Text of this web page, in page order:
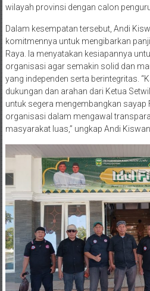
wilayah provinsi dengan calon
​Dalam kesempatan tersebut, Andi
komitmennya untuk mengibarkan
Raya. Ia menyatakan kesiapannya
organisasi agar semakin solid dan
yang independen serta berintegritas.
dukungan dan arahan dari Ketua
untuk segera mengembangkan sayap
organisasi dalam mengawal
masyarakat luas,” ungkap Andi